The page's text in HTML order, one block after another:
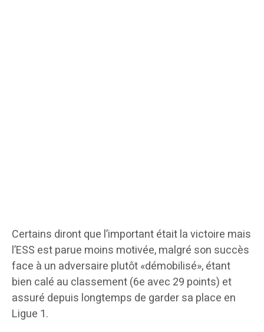
Certains diront que l’important était la victoire mais
l’ESS est parue moins motivée, malgré son succès
face à un adversaire plutôt «démobilisé», étant
bien calé au classement (6e avec 29 points) et
assuré depuis longtemps de garder sa place en
Ligue 1.